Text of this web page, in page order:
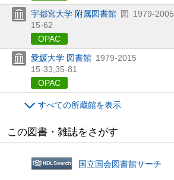
宇都宮大学 附属図書館 図 1979-2005
15-62
OPAC
愛媛大学 図書館 1979-2015
15-33, 35-81
OPAC
すべての所蔵館を表示
この図書・雑誌をさがす
国立国会図書館サーチ